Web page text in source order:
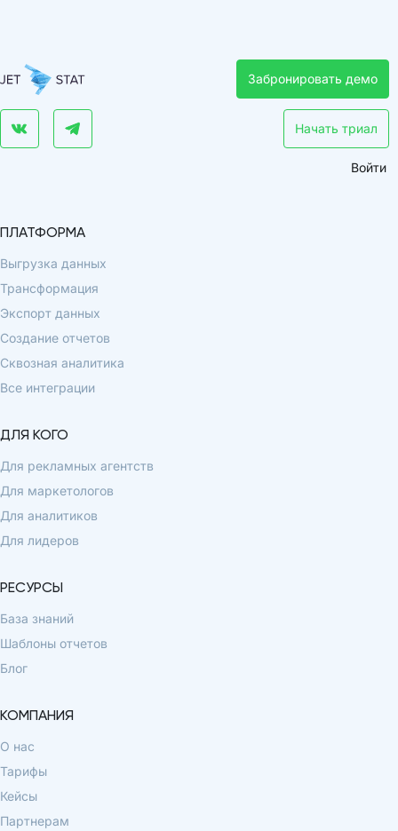
Забронировать демо
Начать триал
Войти
ПЛАТФОРМА
Выгрузка данных
Трансформация
Экспорт данных
Создание отчетов
Сквозная аналитика
Все интеграции
ДЛЯ КОГО
Для рекламных агентств
Для маркетологов
Для аналитиков
Для лидеров
РЕСУРСЫ
База знаний
Шаблоны отчетов
Блог
КОМПАНИЯ
О нас
Тарифы
Кейсы
Партнерам